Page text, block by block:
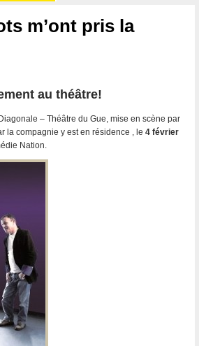
m’ont pris la
au théâtre!
– Théâtre du Gue, mise en scène par
la compagnie y est en résidence , le 4 février
Nation.